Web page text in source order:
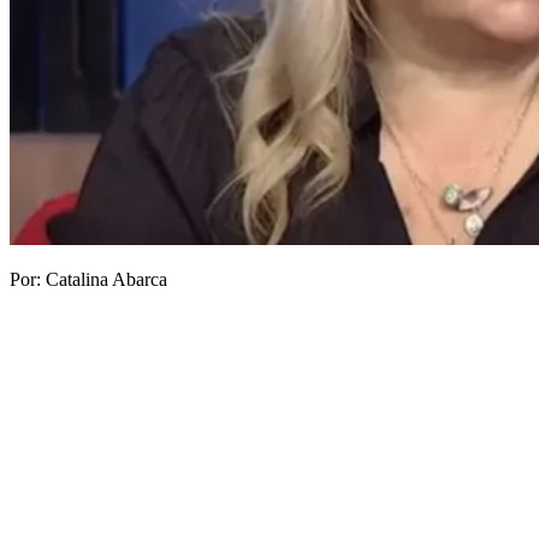
Por: Catalina Abarca